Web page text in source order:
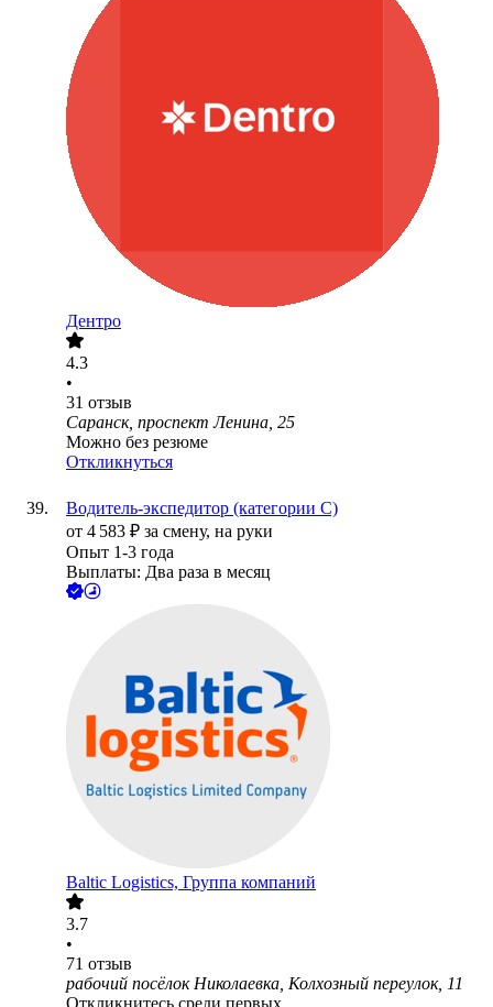
Дентро
4.3
•
31 отзыв
Саранск, проспект Ленина, 25
Можно без резюме
Откликнуться
Водитель-экспедитор (категории С)
от 4 583 ₽ за смену, на руки
Опыт 1-3 года
Выплаты: Два раза в месяц
Baltic Logistics, Группа компаний
3.7
•
71 отзыв
рабочий посёлок Николаевка, Колхозный переулок, 11